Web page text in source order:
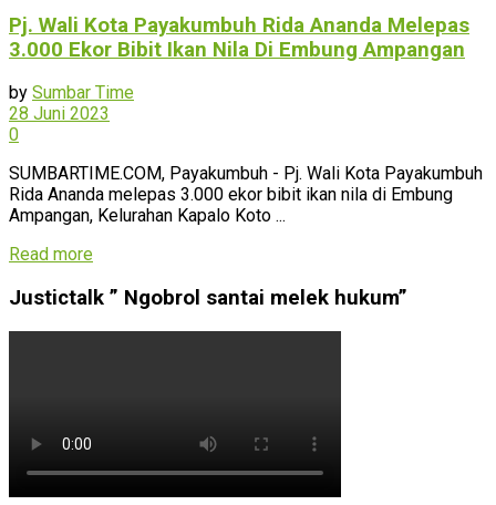
Pj. Wali Kota Payakumbuh Rida Ananda Melepas
3.000 Ekor Bibit Ikan Nila Di Embung Ampangan
by Sumbar Time
28 Juni 2023
0
SUMBARTIME.COM, Payakumbuh - Pj. Wali Kota Payakumbuh
Rida Ananda melepas 3.000 ekor bibit ikan nila di Embung
Ampangan, Kelurahan Kapalo Koto ...
Read more
Justictalk ” Ngobrol santai melek hukum”